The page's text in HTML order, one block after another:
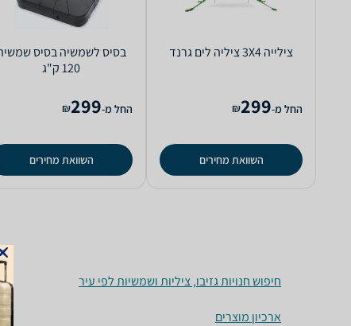
‏צילייה 3X4 ציליה לים גרנד
החל מ-299
₪
השוואת מחירים
‏בסיס לשמשיה בסיס
120 ק"ג
החל מ-299
₪
השוואת מחירים
חיפוש חנויות גזיבו, ציליות ושמשיות לפי עיר
ארכיון מוצרים